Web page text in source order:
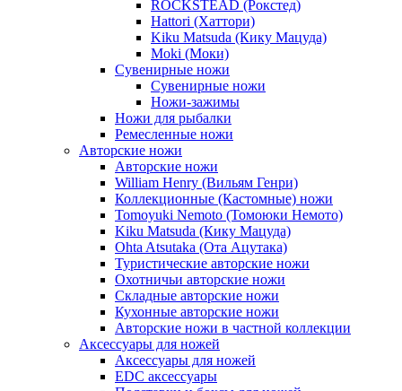
ROCKSTEAD (Рокстед)
Hattori (Хаттори)
Kiku Matsuda (Кику Мацуда)
Moki (Моки)
Сувенирные ножи
Сувенирные ножи
Ножи-зажимы
Ножи для рыбалки
Ремесленные ножи
Авторские ножи
Авторские ножи
William Henry (Вильям Генри)
Коллекционные (Кастомные) ножи
Tomoyuki Nemoto (Томоюки Немото)
Kiku Matsuda (Кику Мацуда)
Ohta Atsutaka (Ота Ацутака)
Туристические авторские ножи
Охотничьи авторские ножи
Складные авторские ножи
Кухонные авторские ножи
Авторские ножи в частной коллекции
Аксессуары для ножей
Аксессуары для ножей
EDC аксессуары